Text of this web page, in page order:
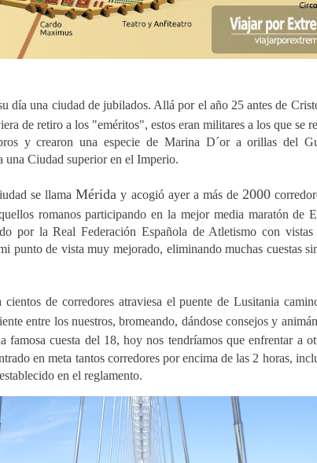
día una ciudad de jubilados. Allá por el año 25 antes de
de retiro a los "eméritos", estos eran militares a los que se
y crearon una especie de Marina D´or a orillas del
una Ciudad superior en el Imperio.
se llamaMérida y acogió ayer a más de 2000
romanos participando en la mejor media maratón de
por la Real Federación Española de Atletismo con
punto de vista muy mejorado, eliminando muchas cuestas
cientos de corredores atraviesa el puente de Lusitania
entre los nuestros, bromeando, dándose consejos y
famosa cuesta del 18, hoy nos tendríamos que enfrentar a
en meta tantos corredores por encima de las 2 horas,
en el reglamento.